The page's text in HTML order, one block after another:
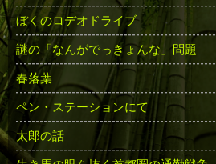
ぼくのロデオドライブ
謎の「なんがでっきょんな」問題
春落葉
ペン・ステーションにて
太郎の話